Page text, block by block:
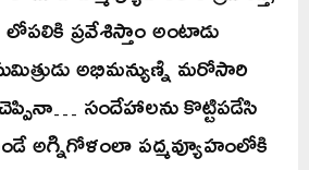
ప్రవేశిస్తాం అంటాడు
అభిమన్యుణ్ని మరోసారి
సందేహాలను కొట్టిపడేసి
అగ్నిగోళంలా పద్మవ్యూహంలోకి